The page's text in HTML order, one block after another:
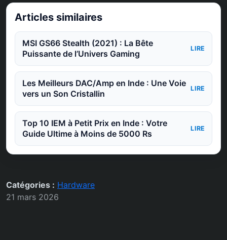
Articles similaires
MSI GS66 Stealth (2021) : La Bête
Puissante de l’Univers Gaming
LIRE
Les Meilleurs DAC/Amp en Inde : Une Voie
vers un Son Cristallin
LIRE
Top 10 IEM à Petit Prix en Inde : Votre
Guide Ultime à Moins de 5000 Rs
LIRE
Catégories : Hardware
21 mars 2026